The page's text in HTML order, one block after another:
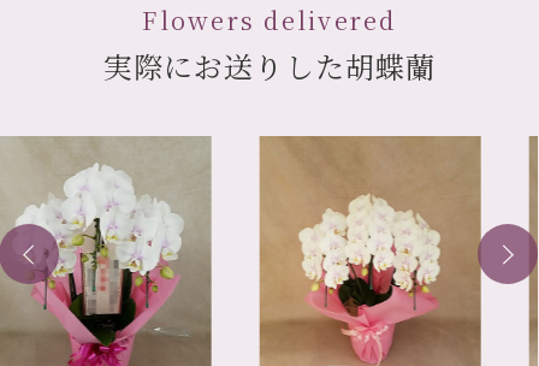
Flowers delivered
実際にお送りした胡蝶蘭